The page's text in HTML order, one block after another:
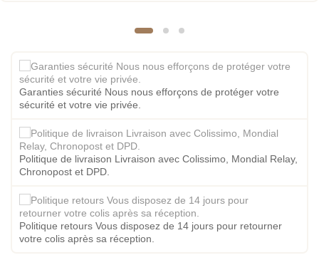
Garanties sécurité Nous nous efforçons de protéger votre
sécurité et votre vie privée.
Politique de livraison Livraison avec Colissimo, Mondial Relay,
Chronopost et DPD.
Politique retours Vous disposez de 14 jours pour retourner
votre colis après sa réception.